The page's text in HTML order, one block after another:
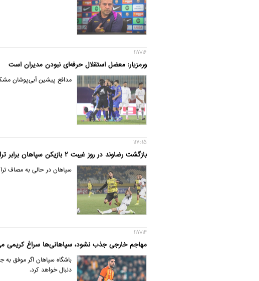
117016
ورمزیار: معضل استقلال حرفه‌ای نبودن مدیران است
مدافع پیشین آبی‌پوشان
117015
بازگشت رضاوند در روز غیبت 2 بازیکن سپاهان برابر تراکتور
سپاهان در حالی به مصاف
117014
مهاجم خارجی جذب نشود، سپاهانی‌ها سراغ کریمی
باشگاه سپاهان اگر موفق
دنبال خواهد کرد.